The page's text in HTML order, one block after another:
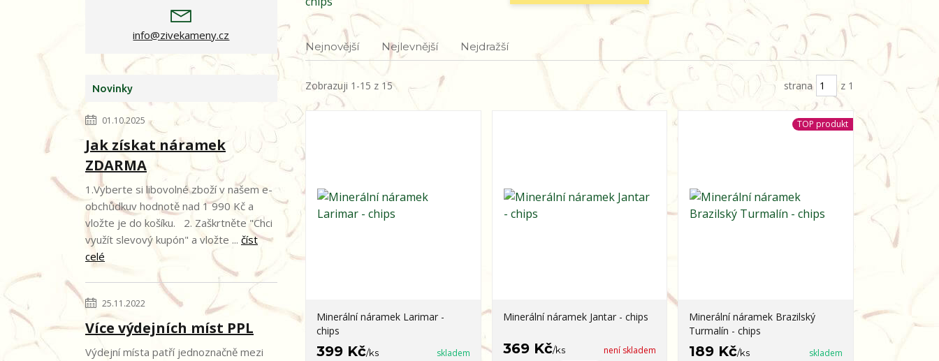
Nejnovější Nejlevnější Nejdražší
Zobrazuji 1-15 z 15 strana z 1
Minerální náramek Larimar -
chips
399 Kč/ks skladem
Minerální náramek Jantar - chips
369 Kč/ks není skladem
TOP produkt
Minerální náramek Brazilský
Turmalín - chips
189 Kč/ks skladem
info@zivekameny.cz
Novinky
01.10.2025
Jak získat náramek
ZDARMA
1.Vyberte si libovolné zboží v našem e-
obchůdkuv hodnotě nad 1 990 Kč a
vložte je do košíku. 2. Zaškrtněte "Chci
využít slevový kupón" a vložte ... číst
celé
25.11.2022
Více výdejních míst PPL
Výdejní místa patří jednoznačně mezi